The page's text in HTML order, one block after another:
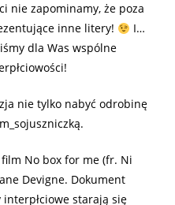
nie zapominamy, że poza
inne litery!
I…
dla Was wspólne
nie tylko nabyć odrobinę
No box for me (fr. Ni
Devigne. Dokument
starają się